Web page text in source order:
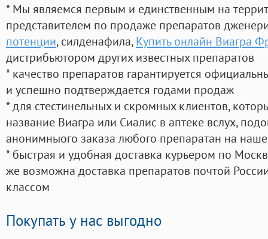
* Мы являемся первым и единственным на
представителем по продаже препаратов
потенции, силденафила, Купить онлайн Виагра
дистрибьютором других известных препаратов
* качество препаратов гарантируется
и успешно подтверждается годами продаж
* для стестинельных и скромных клиентов,
название Виагра или Сиалис в аптеке вслух,
анонимныого заказа любого препаратан на
* быстрая и удобная доставка курьером по
же возможна доставка препаратов почтой
классом
Покупать у нас выгодно